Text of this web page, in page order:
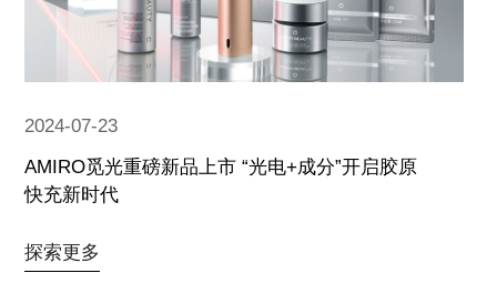
2024-07-23
AMIRO觅光重磅新品上市 “光电+成分”开启胶原
快充新时代
探索更多